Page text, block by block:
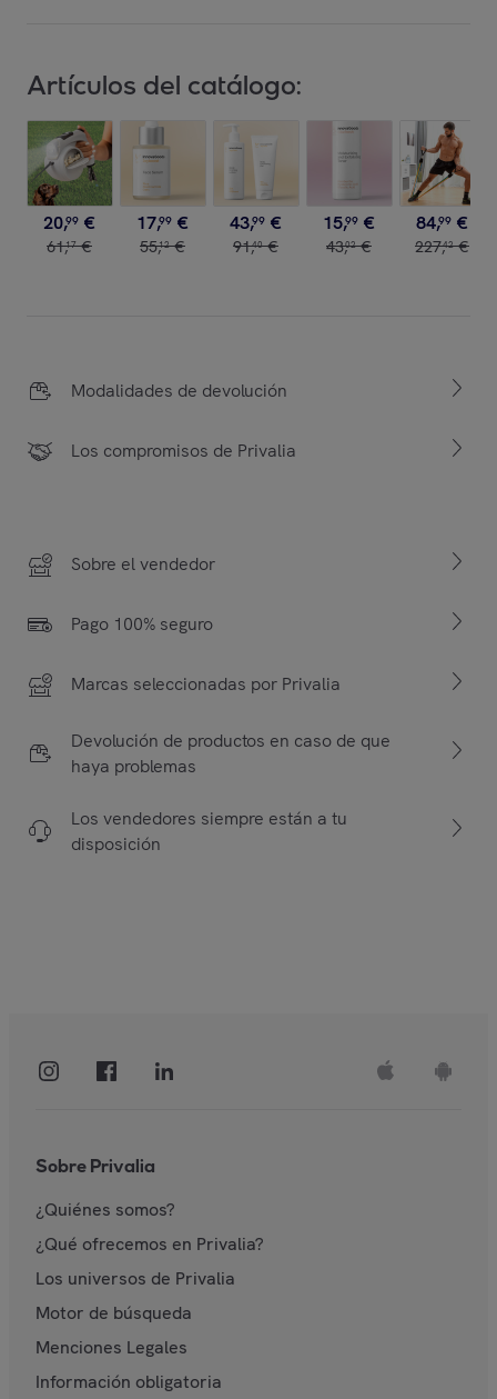
Artículos del catálogo:
20,99 €
61,17 €
17,99 €
55,12 €
43,99 €
91,40 €
15,99 €
43,02 €
84,99 €
227,42 €
Modalidades de devolución
Los compromisos de Privalia
Sobre el vendedor
Pago 100% seguro
Marcas seleccionadas por Privalia
Devolución de productos en caso de que
haya problemas
Los vendedores siempre están a tu
disposición
Sobre Privalia
¿Quiénes somos?
¿Qué ofrecemos en Privalia?
Los universos de Privalia
Motor de búsqueda
Menciones Legales
Información obligatoria